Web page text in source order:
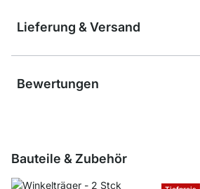
Lieferung & Versand
Bewertungen
Bauteile & Zubehör